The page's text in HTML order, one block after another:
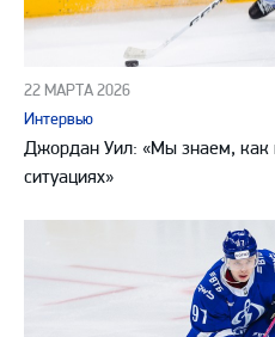
22 МАРТА 2026
Интервью
Джордан Уил: «Мы знаем, как
ситуациях»